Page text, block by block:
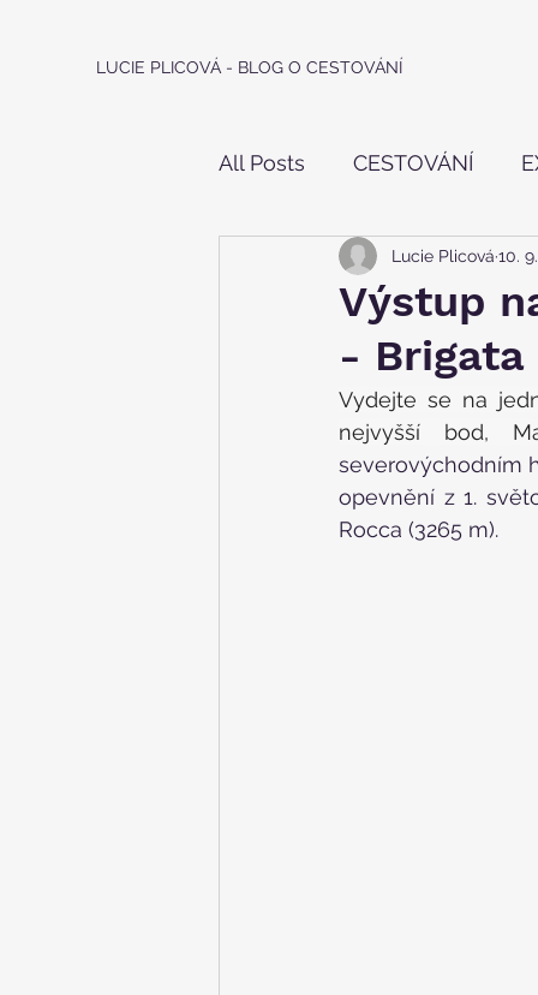
LUCIE PLICOVÁ - BLOG O CESTOVÁNÍ
All Posts CESTOVÁNÍ
IN - LINE
Výstup
- Brigata
Lucie Plicová 10.
Vydejte se na
nejvyšší bod,
severovýchodním
opevnění z 1.
Rocca (3265 m).